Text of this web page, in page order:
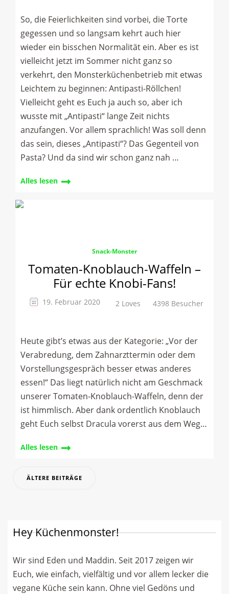
So, die Feierlichkeiten sind vorbei, die Torte
gegessen und so langsam kehrt auch hier
wieder ein bisschen Normalität ein. Aber es ist
vielleicht jetzt im Sommer nicht ganz so
verkehrt, den Monsterküchenbetrieb mit etwas
Leichtem zu beginnen: Antipasti-Röllchen!
Vielleicht geht es Euch ja auch so, aber ich
wusste mit „Antipasti“ lange Zeit nichts
anzufangen. Vor allem sprachlich! Was soll denn
das sein, dieses „Antipasti“? Das Gegenteil von
Pasta? Und da sind wir schon ganz nah …
Alles lesen
Snack-Monster
Tomaten-Knoblauch-Waffeln –
Für echte Knobi-Fans!
19. Februar 2020 2 Loves 4398 Besucher
Heute gibt’s etwas aus der Kategorie: „Vor der
Verabredung, dem Zahnarzttermin oder dem
Vorstellungsgespräch besser etwas anderes
essen!“ Das liegt natürlich nicht am Geschmack
unserer Tomaten-Knoblauch-Waffeln, denn der
ist himmlisch. Aber dank ordentlich Knoblauch
geht Euch selbst Dracula vorerst aus dem Weg…
Alles lesen
Beitragsnavigation
ÄLTERE BEITRÄGE
Hey Küchenmonster!
Wir sind Eden und Maddin. Seit 2017 zeigen wir
Euch, wie einfach, vielfältig und vor allem lecker die
vegane Küche sein kann. Ohne viel Gedöns und